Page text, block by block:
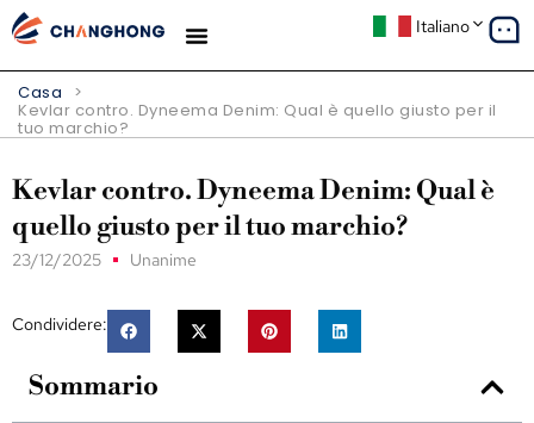
Italiano
Casa >
Kevlar contro. Dyneema Denim: Qual è quello giusto per il
tuo marchio?
Kevlar contro. Dyneema Denim: Qual è
quello giusto per il tuo marchio?
23/12/2025 Unanime
Condividere:
Sommario